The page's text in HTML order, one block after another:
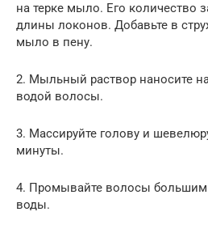
на терке мыло. Его количество
длины локонов. Добавьте в
мыло в пену.
2. Мыльный раствор наносите
водой волосы.
3. Массируйте голову и
минуты.
4. Промывайте волосы большим
воды.